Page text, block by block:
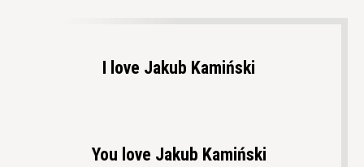
I love Jakub Kamiński
You love Jakub Kamiński